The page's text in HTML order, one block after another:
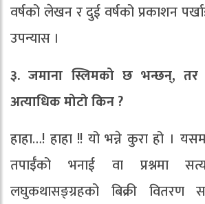
वर्षको लेखन र दुई वर्षको प्रकाशन
उपन्यास ।
३. जमाना स्लिमको छ भन्छन्, तर
अत्याधिक मोटो किन ?
हाहा…! हाहा !! यो भन्ने कुरा हो ।
तपाईँको भनाई वा प्रश्नमा
लघुकथासङ्ग्रहको बिक्री वितरण